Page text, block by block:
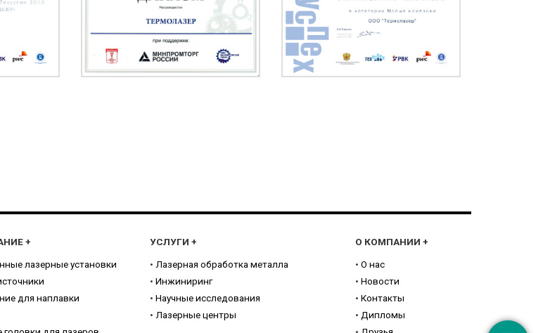
+
лазерные установки
для наплавки
УСЛУГИ +
• Лазерная обработка металла
• Инжиниринг
• Научные исследования
• Лазерные центры
О КОМПАНИИ +
• О нас
• Новости
• Контакты
• Дипломы